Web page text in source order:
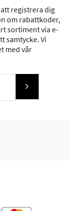
registrera dig
om rabattkoder,
sortiment via e-
samtycke. Vi
med vår